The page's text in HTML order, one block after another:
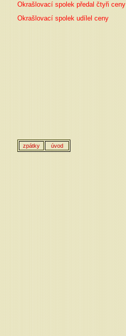
Okrašlovací spolek předal čtyři ceny
Okrašlovací spolek udílel ceny
zpátky úvod